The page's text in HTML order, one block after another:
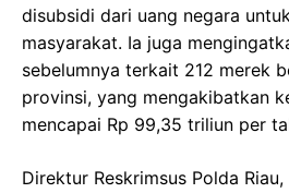
disubsidi dari uang negara
masyarakat. Ia juga
sebelumnya terkait 212 merek
provinsi, yang mengakibatkan
mencapai Rp 99,35 triliun per
Direktur Reskrimsus Polda